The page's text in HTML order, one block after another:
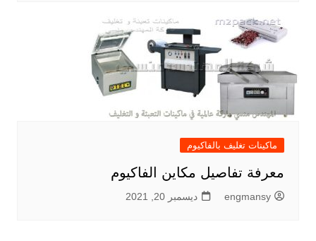
ماكينات تغليف بالفاكيوم
معرفة تفاصيل مكاين الفاكيوم
engmansy ديسمبر 20, 2021